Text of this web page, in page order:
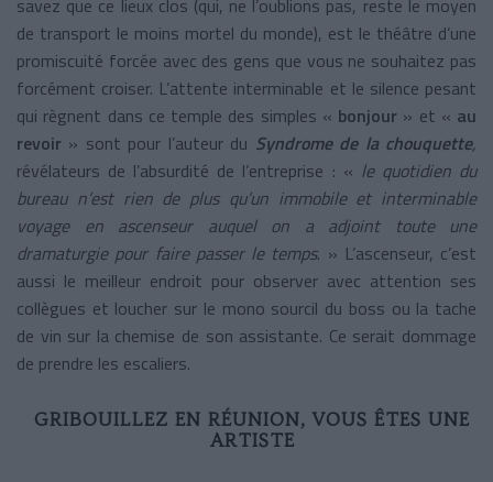
de transport le moins mortel du monde), est le théâtre d’une
promiscuité forcée avec des gens que vous ne souhaitez pas
forcément croiser. L’attente interminable et le silence pesant
qui règnent dans ce temple des simples « bonjour » et « au
revoir » sont pour l’auteur du Syndrome de la chouquette,
révélateurs de l’absurdité de l’entreprise : « le quotidien du
bureau n’est rien de plus qu’un immobile et interminable
voyage en ascenseur auquel on a adjoint toute une
dramaturgie pour faire passer le temps. » L’ascenseur, c’est
aussi le meilleur endroit pour observer avec attention ses
collègues et loucher sur le mono sourcil du boss ou la tache
de vin sur la chemise de son assistante. Ce serait dommage
de prendre les escaliers.
GRIBOUILLEZ EN RÉUNION, VOUS ÊTES UNE
ARTISTE